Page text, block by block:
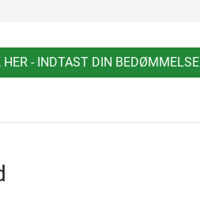
HER - INDTAST DIN BEDØMMELSE